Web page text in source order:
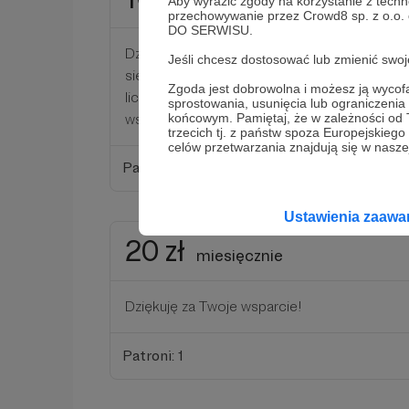
przechowywanie przez Crowd8 sp. z
DO SERWISU.
Jeśli chcesz dostosować lub zmienić
Zgoda jest dobrowolna i możesz ją
sprostowania, usunięcia lub
końcowym. Pamiętaj, że w zależności
trzecich tj. z państw spoza
celów przetwarzania znajdują się w
Ustawienia
Dziękuję za Twoje wsparcie! 10 PLN to
sieciówce lub trzy saszetki karmy dla kota, a
liczbie wspierających (redaktor prowadzący
wspiera regularnie kocie organizacje
Patroni: 1
20 zł miesięcznie
Dziękuję za Twoje wsparcie!
Patroni: 1